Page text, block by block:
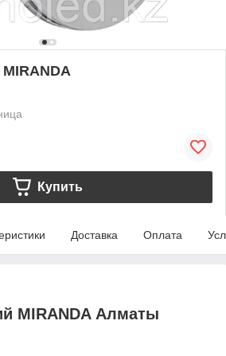
Купить
Доставка Оплата
MIRANDA Алматы